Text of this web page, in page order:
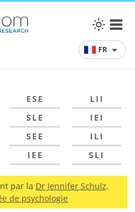
FR
ESE
LII
SLE
IEI
SEE
ILI
IEE SLI
par la Dr Jennifer Schulz,
de psychologie